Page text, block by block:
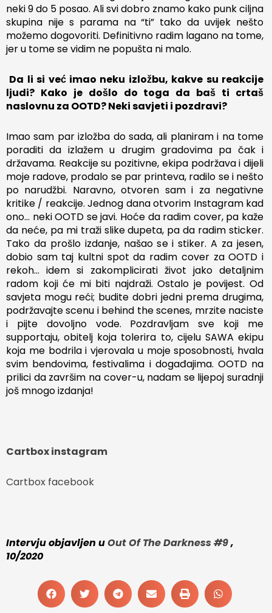
neki 9 do 5 posao. Ali svi dobro znamo kako punk ciljna
skupina nije s parama na “ti” tako da uvijek nešto
možemo dogovoriti. Definitivno radim lagano na tome,
jer u tome se vidim ne popušta ni malo.
Da li si već imao neku izložbu, kakve su reakcije
ljudi? Kako je došlo do toga da baš ti crtaš
naslovnu za OOTD? Neki savjeti i pozdravi?
Imao sam par izložba do sada, ali planiram i na tome
poraditi da izlažem u drugim gradovima pa čak i
državama. Reakcije su pozitivne, ekipa podržava i dijeli
moje radove, prodalo se par printeva, radilo se i nešto
po narudžbi. Naravno, otvoren sam i za negativne
kritike / reakcije. Jednog dana otvorim Instagram kad
ono… neki OOTD se javi. Hoće da radim cover, pa kaže
da neće, pa mi traži slike dupeta, pa da radim sticker.
Tako da prošlo izdanje, našao se i stiker. A za jesen,
dobio sam taj kultni spot da radim cover za OOTD i
rekoh… idem si zakomplicirati život jako detaljnim
radom koji će mi biti najdraži. Ostalo je povijest. Od
savjeta mogu reći; budite dobri jedni prema drugima,
podržavajte scenu i behind the scenes, mrzite naciste
i pijte dovoljno vode. Pozdravljam sve koji me
supportaju, obitelj koja tolerira to, cijelu SAWA ekipu
koja me bodrila i vjerovala u moje sposobnosti, hvala
svim bendovima, festivalima i događajima. OOTD na
prilici da završim na cover-u, nadam se lijepoj suradnji
još mnogo izdanja!
Cartbox instagram
Cartbox facebook
Intervju objavljen uOut Of The Darkness #9,
10/2020